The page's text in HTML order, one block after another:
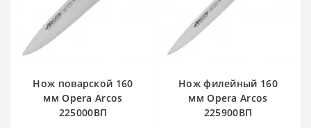
Нож поварской 160
мм Opera Arcos
225000ВП
Нож филейный 160
мм Opera Arcos
225900ВП